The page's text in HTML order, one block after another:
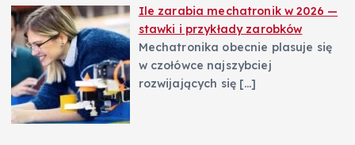
Ile zarabia mechatronik w 2026 —
stawki i przykłady zarobków
Mechatronika obecnie plasuje się
w czołówce najszybciej
rozwijających się […]